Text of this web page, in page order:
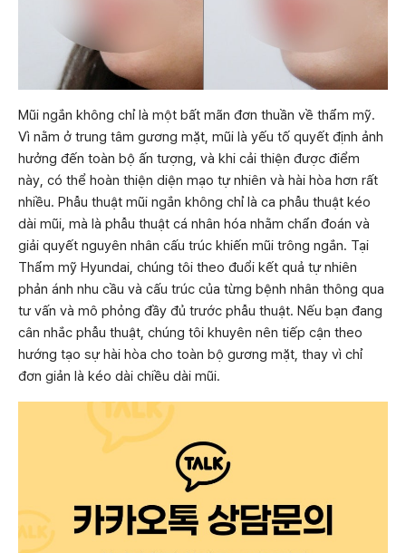
Mũi ngắn không chỉ là một bất mãn đơn thuần về thẩm mỹ.
Vì nằm ở trung tâm gương mặt, mũi là yếu tố quyết định ảnh
hưởng đến toàn bộ ấn tượng, và khi cải thiện được điểm
này, có thể hoàn thiện diện mạo tự nhiên và hài hòa hơn rất
nhiều. Phẫu thuật mũi ngắn không chỉ là ca phẫu thuật kéo
dài mũi, mà là phẫu thuật cá nhân hóa nhằm chẩn đoán và
giải quyết nguyên nhân cấu trúc khiến mũi trông ngắn. Tại
Thẩm mỹ Hyundai, chúng tôi theo đuổi kết quả tự nhiên
phản ánh nhu cầu và cấu trúc của từng bệnh nhân thông qua
tư vấn và mô phỏng đầy đủ trước phẫu thuật. Nếu bạn đang
cân nhắc phẫu thuật, chúng tôi khuyên nên tiếp cận theo
hướng tạo sự hài hòa cho toàn bộ gương mặt, thay vì chỉ
đơn giản là kéo dài chiều dài mũi.